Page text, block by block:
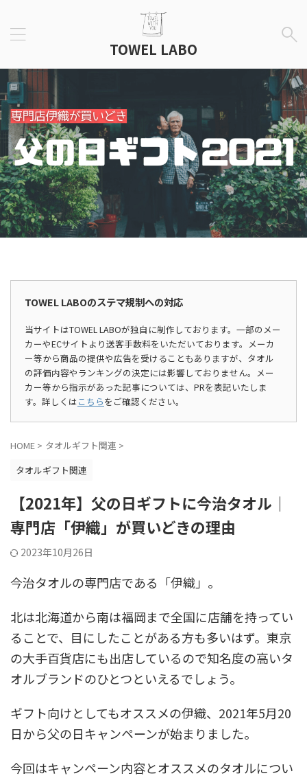
TOWEL LABO
TOWEL LABOのステマ規制への対応
当サイトはTOWEL LABOが独自に制作しております。一部のメー
カーやECサイトより送客手数料をいただいております。メーカ
ー等から商品の提供や広告を受けることもありますが、タオル
の評価内容やランキングの決定には影響しておりません。メー
カー等から指示があった記事については、PRを表記いたしま
す。詳しくはこちらをご確認ください。
HOME > タオルギフト関連 >
タオルギフト関連
【2021年】父の日ギフトに今治タオル｜
専門店「伊織」が買いどきの理由
2023年10月26日
今治タオルの専門店である「伊織」。
北は北海道から南は福岡まで全国に店舗を持ってい
ることで、目にしたことがある方も多いはず。東京
の大手百貨店にも出店しているので知名度の高いタ
オルブランドのひとつといえるでしょう。
ギフト向けとしてもオススメの伊織、2021年5月20
日から父の日キャンペーンが始まりました。
今回はキャンペーン内容とオススメのタオルについ